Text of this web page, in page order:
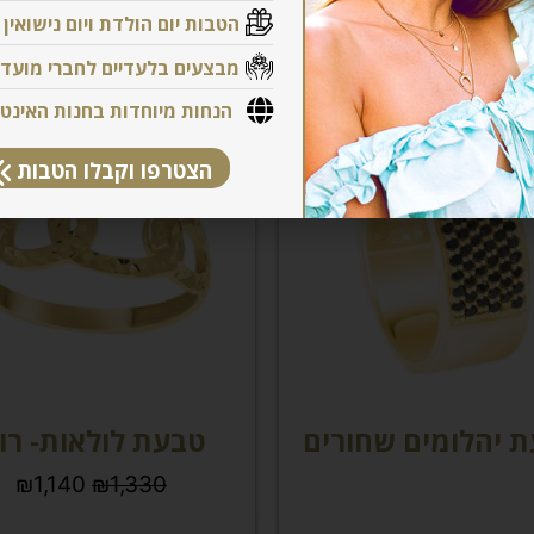
מוצרים קשורים
יהלומים שחורים טבעת לולאות-
₪1,330
₪1,140
הטבות יום הולדת ויום נישואין
מבצעים בלעדיים לחברי
הנחות מיוחדות בחנות
הצטרפו וקבלו הטבות